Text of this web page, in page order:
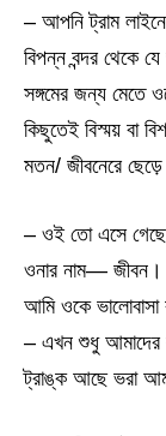
– আপনি ট্রাম
বিপন্ন বন্দর থেকে
সঙ্গমের জন্য মেতে
কিছুতেই বিস্ময় বা
মতন/ জীবনেরে
– ওই তো এসে
ওনার নাম— জীবন।
আমি ওকে ভালোবাসা
– এখন শুধু আমাদের
ট্রাঙ্ক আছে ভরা